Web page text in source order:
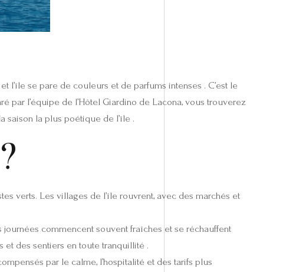
l’île se pare de couleurs et de parfums intenses . C’est le
par l’équipe de l’Hôtel Giardino de Lacona, vous trouverez
saison la plus poétique de l’île .
verts. Les villages de l’île rouvrent, avec des marchés et
journées commencent souvent fraîches et se réchauffent
et des sentiers en toute tranquillité .
par le calme, l’hospitalité et des tarifs plus